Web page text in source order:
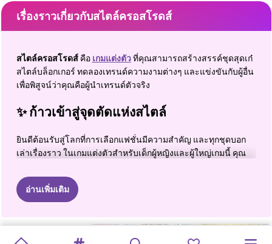
เรื่องราวเกี่ยวกับสไตล์ครอสโรดส์
สไตล์ครอสโรดส์คือ เกมแต่งตัวที่คุณสามารถสร้างสรรค์ชุดสุดเก๋
สไตล์บล็อกเกอร์ ทดลองเทรนด์ความงามต่างๆ และแข่งขันกับผู้อื่น
เพื่อพิสูจน์ว่าคุณคือผู้นำเทรนด์ตัวจริง
✨ ก้าวเข้าสู่จุดตัดแห่งสไตล์
ยินดีต้อนรับสู่โลกที่การเลือกแฟชั่นมีความสำคัญ และทุกชุดบอก
เล่าเรื่องราว ในเกมแต่งตัวสำหรับเด็กผู้หญิงและผู้ใหญ่เกมนี้ คุณ
สวยงามราวกับบล็อกเกอร์ ไม่ว่าคุณจะชื่นชอบสไตล์มินิมอลชิค
สไตล์สตรีทที่โดดเด่น หรือสไตล์อินฟลูเอนเซอร์สุดหรู Style
อ่านเพิ่มเติม
เลดี้ กลายเป็น
แต่งตัวให้
RUNWAY
แต่งตัวสาวส ชุดเดรส แฟชั่นวีค
สัปดาห์แฟชั่น FASHION เจ้าหญิงฮิปปี้